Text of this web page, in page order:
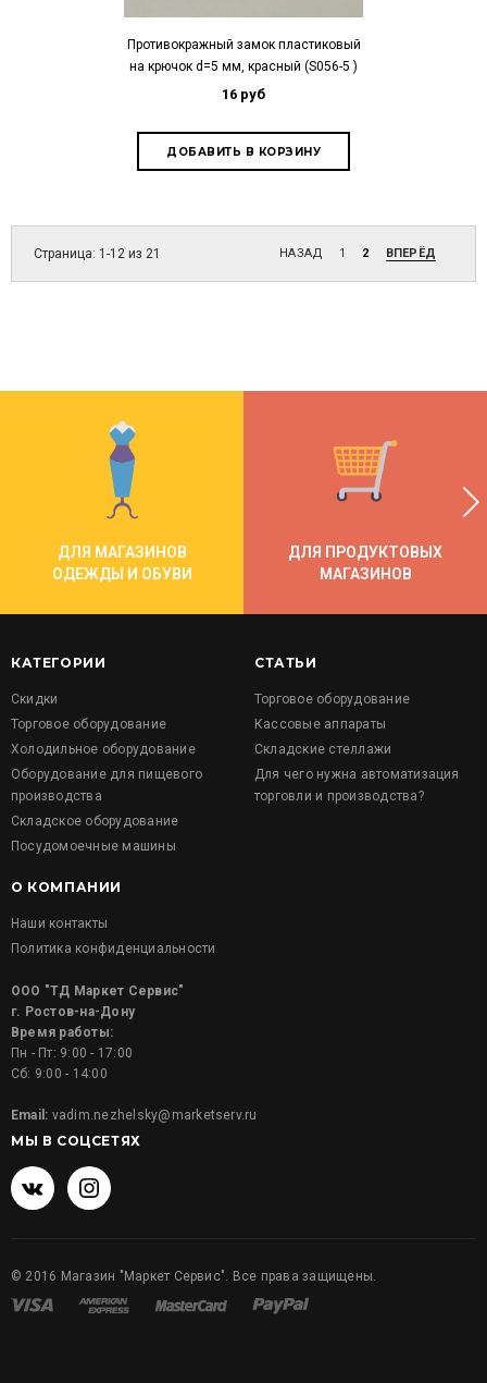
Противокражный замок пластиковый
на крючок d=5 мм, красный (S056-5 )
16 руб
Страница: 1-12 из 21 НАЗАД 1 2 ВПЕРЁД
ДЛЯ МАГАЗИНОВ
ОДЕЖДЫ И ОБУВИ
ДЛЯ ПРОДУКТОВЫХ
МАГАЗИНОВ
КАТЕГОРИИ
Скидки
Торговое оборудование
Холодильное оборудование
Оборудование для пищевого
производства
Складское оборудование
Посудомоечные машины
СТАТЬИ
Торговое оборудование
Кассовые аппараты
Складские стеллажи
Для чего нужна автоматизация
торговли и производства?
О КОМПАНИИ
Наши контакты
Политика конфиденциальности
ООО "ТД Маркет Сервис"
г. Ростов-на-Дону
Время работы:
Пн - Пт: 9:00 - 17:00
Сб: 9:00 - 14:00
Email: vadim.nezhelsky@marketserv.ru
МЫ В СОЦСЕТЯХ
© 2016 Магазин "Маркет Сервис". Все права защищены.